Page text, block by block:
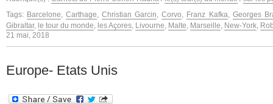
Tags: Barcelone,Carthage,Christian Garcin,Corvo, Franz Kafka, Georges
Gibraltar, le tour du monde, les Açores, Livourne, Malte, Marseille, New-York,
21 mai, 2018
Europe- Etats Unis